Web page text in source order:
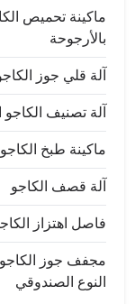
ماكينة تحميص
بالأرجوحة
آلة قلي جوز
آلة تصنيف
ماكينة طبخ
آلة قصف الكاجو
فاصل اهتزاز
مجفف جوز
النوع الصندوقي